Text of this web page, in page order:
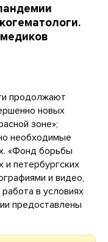
продолжают
новых
зоне»;
необходимые
«Фонд борьбы
и петербургских
и видео,
в условиях
предоставлены